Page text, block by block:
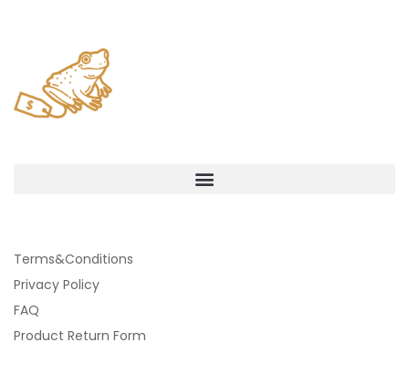
Terms&Conditions
Privacy Policy
FAQ
Product Return Form